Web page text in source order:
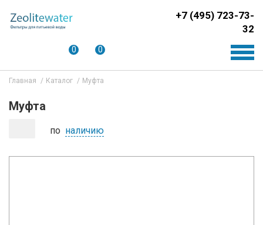
+7 (495) 723-73-
32
0 0
Главная Каталог Муфта
Муфта
по наличию